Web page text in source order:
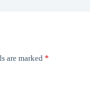
are marked *